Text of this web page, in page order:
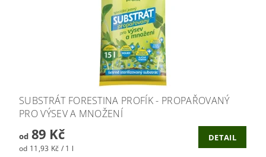
SUBSTRÁT FORESTINA PROFÍK - PROPAŘOVANÝ
PRO VÝSEV A MNOŽENÍ
od89 Kč
od 11,93 Kč / 1 l
DETAIL